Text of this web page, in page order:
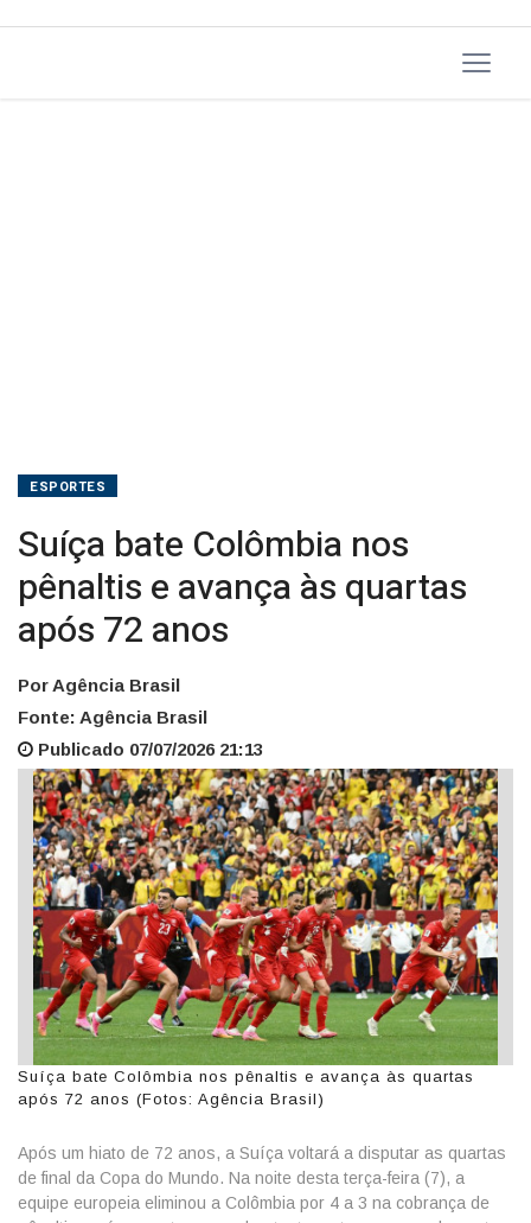
anos
ESPORTES
Suíça bate Colômbia nos
pênaltis e avança às quartas
após 72 anos
Por Agência Brasil
Fonte: Agência Brasil
Publicado 07/07/2026 21:13
Suíça bate Colômbia nos pênaltis e avança às quartas
após 72 anos (Fotos: Agência Brasil)
Após um hiato de 72 anos, a Suíça voltará a disputar as quartas
de final da Copa do Mundo. Na noite desta terça-feira (7), a
equipe europeia eliminou a Colômbia por 4 a 3 na cobrança de